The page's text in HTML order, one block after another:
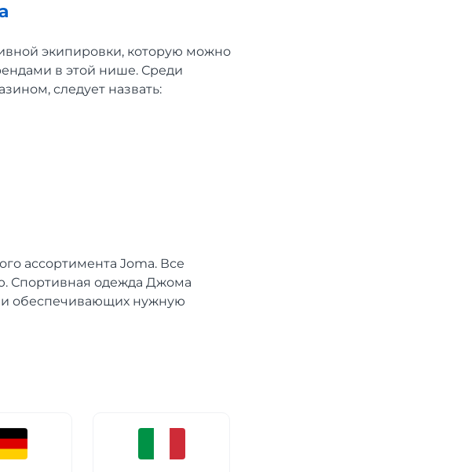
экипировки, которую можно
в этой нише. Среди
следует назвать:
ассортимента Joma. Все
Спортивная одежда Джома
и обеспечивающих нужную